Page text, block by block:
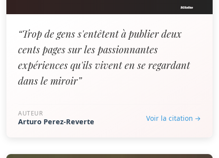
“Trop de gens s'entêtent à publier deux
cents pages sur les passionnantes
expériences qu'ils vivent en se regardant
dans le miroir”
AUTEUR
Arturo Perez-Reverte Voir la citation →